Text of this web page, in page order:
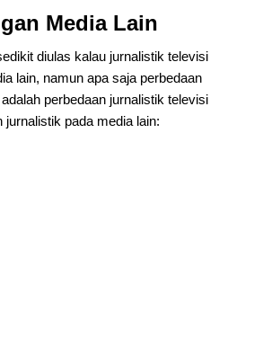
Media Lain
diulas kalau jurnalistik televisi
lain, namun apa saja perbedaan
perbedaan jurnalistik televisi
jurnalistik pada media lain: